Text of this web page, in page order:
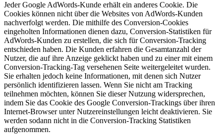
Jeder Google AdWords-Kunde erhält ein anderes Cookie. Die
Cookies können nicht über die Websites von AdWords-Kunden
nachverfolgt werden. Die mithilfe des Conversion-Cookies
eingeholten Informationen dienen dazu, Conversion-Statistiken für
AdWords-Kunden zu erstellen, die sich für Conversion-Tracking
entschieden haben. Die Kunden erfahren die Gesamtanzahl der
Nutzer, die auf ihre Anzeige geklickt haben und zu einer mit einem
Conversion-Tracking-Tag versehenen Seite weitergeleitet wurden.
Sie erhalten jedoch keine Informationen, mit denen sich Nutzer
persönlich identifizieren lassen. Wenn Sie nicht am Tracking
teilnehmen möchten, können Sie dieser Nutzung widersprechen,
indem Sie das Cookie des Google Conversion-Trackings über ihren
Internet-Browser unter Nutzereinstellungen leicht deaktivieren. Sie
werden sodann nicht in die Conversion-Tracking Statistiken
aufgenommen.